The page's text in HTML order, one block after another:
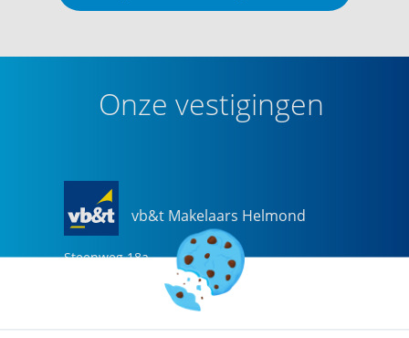
Onze vestigingen
vb&t Makelaars Helmond
Steenweg 18a
helmond@vbtmakelaars.nl